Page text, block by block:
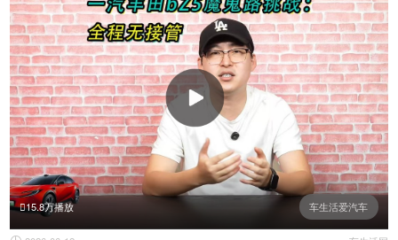
车生活爱汽车
15.8万播放